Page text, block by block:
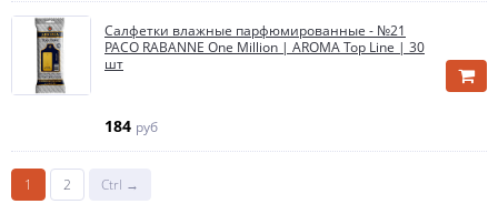
Салфетки влажные парфюмированные - №21
PACO RABANNE One Million | AROMA Top Line | 30
шт
184 руб
1 2 Ctrl →